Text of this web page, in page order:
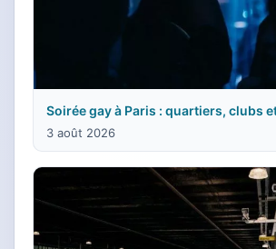
Soirée gay à Paris : quartiers, clubs
3 août 2026